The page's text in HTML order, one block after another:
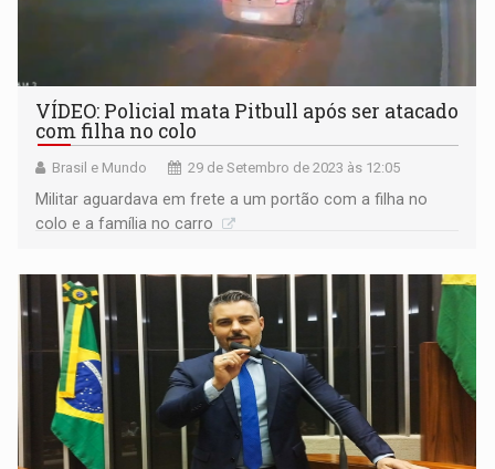
VÍDEO: Policial mata Pitbull após ser atacado
com filha no colo
Brasil e Mundo 29 de Setembro de 2023 às 12:05
Militar aguardava em frete a um portão com a filha no
colo e a família no carro